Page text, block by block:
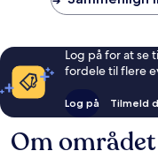
Log på for at
fordele til flere
Log på Tilmeld
Om området